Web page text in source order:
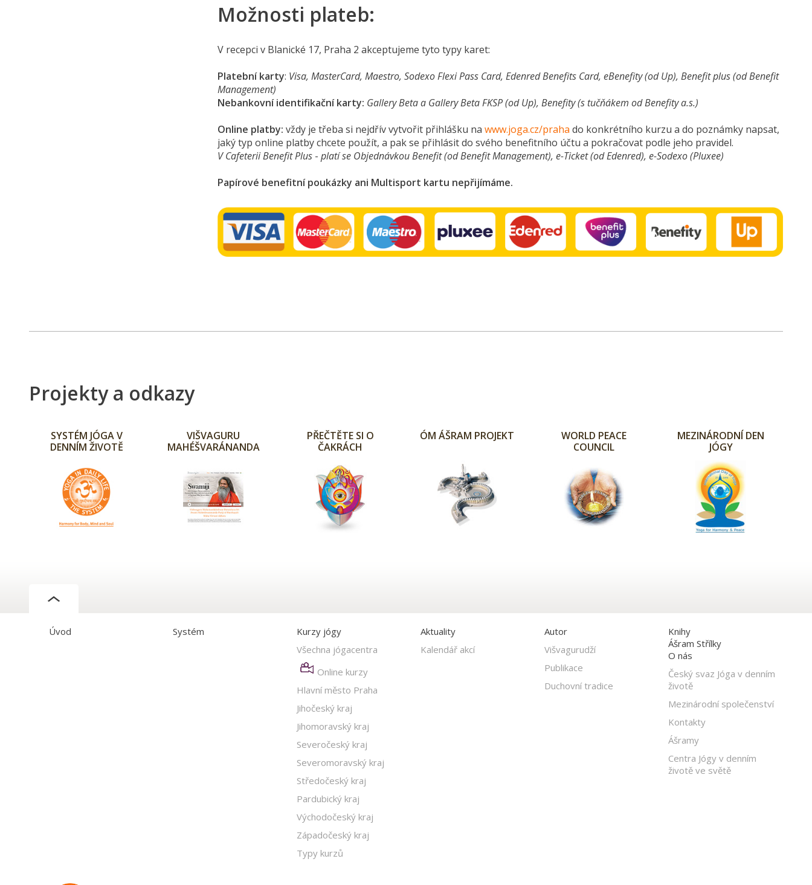
Možnosti plateb:
V recepci v Blanické 17, Praha 2 akceptujeme tyto typy karet:
Platební karty: Visa, MasterCard, Maestro, Sodexo Flexi Pass Card, Edenred Benefits Card, eBenefity (od Up), Benefit plus (od Benefit
Management)
Nebankovní identifikační karty: Gallery Beta a Gallery Beta FKSP (od Up), Benefity (s tučňákem od Benefity a.s.)
Online platby: vždy je třeba si nejdřív vytvořit přihlášku na www.joga.cz/praha do konkrétního kurzu a do poznámky napsat,
jaký typ online platby chcete použít, a pak se přihlásit do svého benefitního účtu a pokračovat podle jeho pravidel.
V CafeteriiBenefit Plus - platí se Objednávkou Benefit (od Benefit Management), e-Ticket (od Edenred), e-Sodexo (Pluxee)
Papírové benefitnípoukázky ani Multisport kartu nepřijímáme.
Projekty a odkazy
SYSTÉM JÓGA V
DENNÍM ŽIVOTĚ
VIŠVAGURU
MAHÉŠVARÁNANDA
PŘEČTĚTE SI O
ČAKRÁCH
ÓM ÁŠRAM PROJEKT
WORLD PEACE
COUNCIL
MEZINÁRODNÍ DEN
JÓGY
Úvod Systém
Kurzy jógy
Všechna jógacentra
Online kurzy
Hlavní město Praha
Jihočeský kraj
Jihomoravský kraj
Severočeský kraj
Severomoravský kraj
Středočeský kraj
Pardubický kraj
Východočeský kraj
Západočeský kraj
Typy kurzů
Aktuality
Kalendář akcí
Autor
Višvagurudží
Publikace
Duchovní tradice
Knihy
Ášram Střílky
O nás
Český svaz Jóga v denním
životě
Mezinárodní společenství
Kontakty
Ášramy
Centra Jógy v denním
životě ve světě